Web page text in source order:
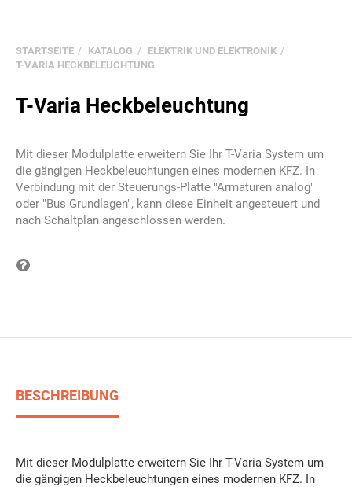
STARTSEITE KATALOG
ELEKTRIK UND ELEKTRONIK
T-VARIA HECKBELEUCHTUNG
T-Varia Heckbeleuchtung
Mit dieser Modulplatte erweitern Sie Ihr T-Varia System um
die gängigen Heckbeleuchtungen eines modernen KFZ. In
Verbindung mit der Steuerungs-Platte "Armaturen analog"
oder "Bus Grundlagen", kann diese Einheit angesteuert und
nach Schaltplan angeschlossen werden.
BESCHREIBUNG
Mit dieser Modulplatte erweitern Sie Ihr T-Varia System um
die gängigen Heckbeleuchtungen eines modernen KFZ. In